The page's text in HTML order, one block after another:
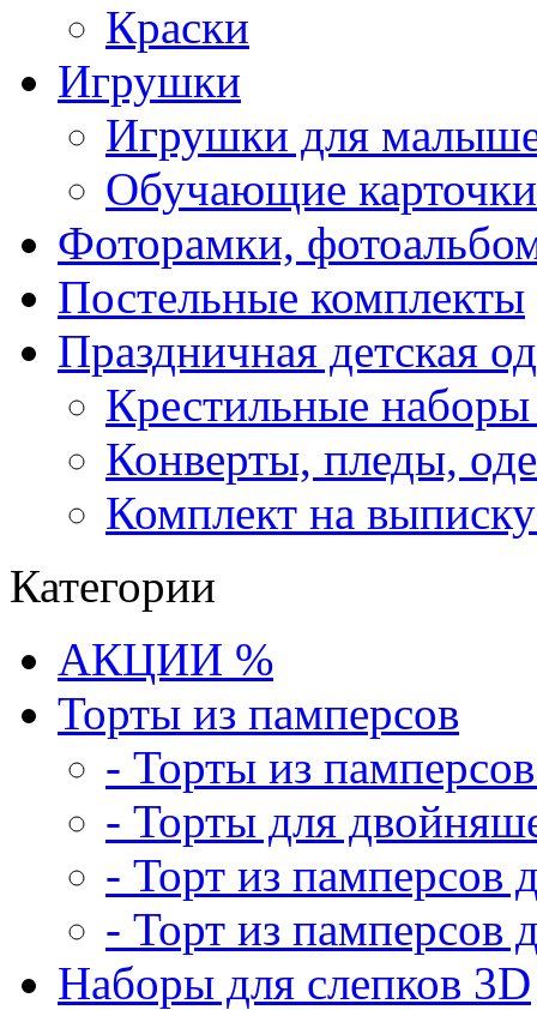
Краски
Игрушки
Игрушки для
Обучающие карточки
Фоторамки,
Постельные комплекты
Праздничная детская
Крестильные
Конверты, пледы,
Комплект на
Категории
АКЦИИ %
Торты из памперсов
- Торты из
- Торты для
- Торт из памперсов
- Торт из памперсов
Наборы для слепков 3D